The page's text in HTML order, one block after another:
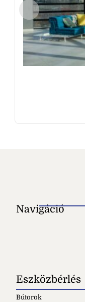
Navigáció
Eszközbérlés
Bútorok